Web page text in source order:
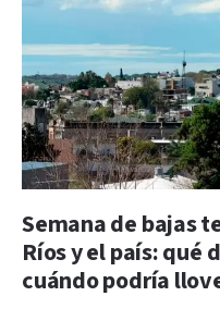
Semana de bajas
Ríos y el país: qué
cuándo podría